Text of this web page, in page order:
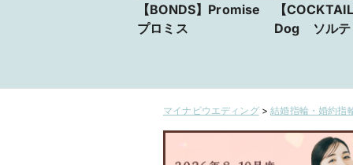
【BONDS】Promise
プロミス
【
Dog ソルテ
マイナビウエディング>結婚指輪・婚約指